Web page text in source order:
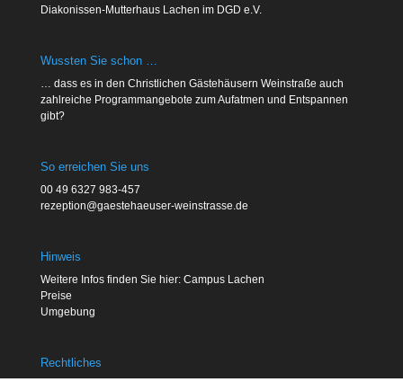
Diakonissen-Mutterhaus Lachen im DGD e.V.
Wussten Sie schon …
… dass es in den Christlichen Gästehäusern Weinstraße auch
zahlreiche Programmangebote zum Aufatmen und Entspannen
gibt?
So erreichen Sie uns
00 49 6327 983-457
rezeption@gaestehaeuser-weinstrasse.de
Hinweis
Weitere Infos finden Sie hier: Campus Lachen
Preise
Umgebung
Rechtliches